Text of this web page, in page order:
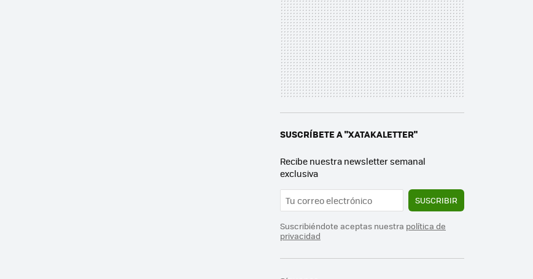
SUSCRÍBETE A "XATAKALETTER"
Recibe nuestra newsletter semanal
exclusiva
SUSCRIBIR
Suscribiéndote aceptas nuestra política de
privacidad